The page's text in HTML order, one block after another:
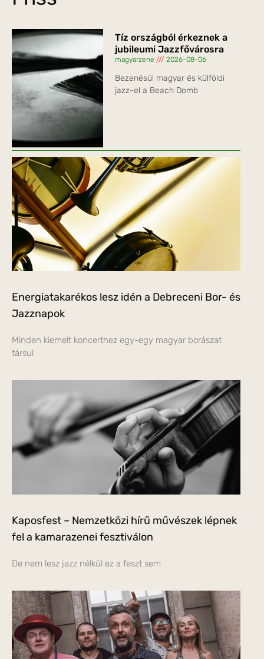
Tíz országból érkeznek a
jubileumi Jazzfővárosra
magyarzene 2026-08-06
Bezenésül magyar és külföldi
jazz-el a Beach Domb
Energiatakarékos lesz idén a Debreceni Bor- és
Jazznapok
Minden kiemelt koncerthez egy-egy magyar borászat
társul
Kaposfest – Nemzetközi hírű művészek lépnek
fel a kamarazenei fesztiválon
De nem lesz jazz nélkül ez a feszt sem